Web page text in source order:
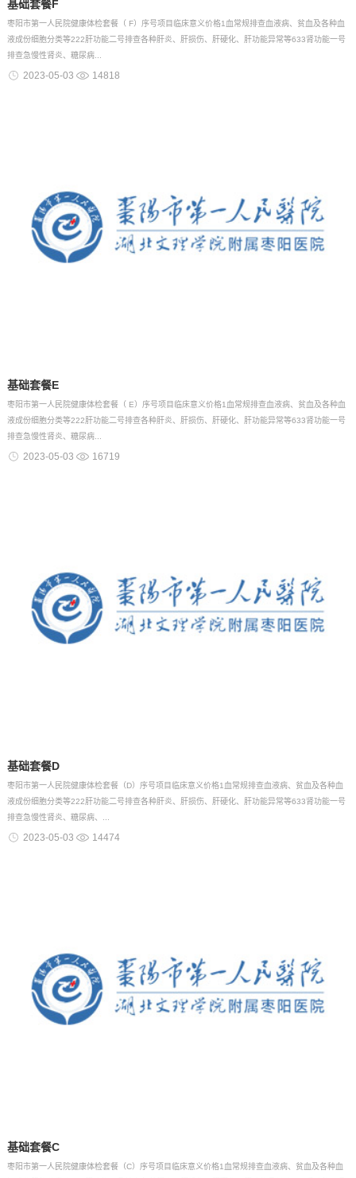
基础套餐F
枣阳市第一人民院健康体检套餐（ F）序号项目临床意义价格1血常规排查血液病、贫血及各种血
液成份细胞分类等222肝功能二号排查各种肝炎、肝损伤、肝硬化、肝功能异常等633肾功能一号
排查急慢性肾炎、糖尿病...
2023-05-03 14818
基础套餐E
枣阳市第一人民院健康体检套餐（ E）序号项目临床意义价格1血常规排查血液病、贫血及各种血
液成份细胞分类等222肝功能二号排查各种肝炎、肝损伤、肝硬化、肝功能异常等633肾功能一号
排查急慢性肾炎、糖尿病...
2023-05-03 16719
基础套餐D
枣阳市第一人民院健康体检套餐（D）序号项目临床意义价格1血常规排查血液病、贫血及各种血
液成份细胞分类等222肝功能二号排查各种肝炎、肝损伤、肝硬化、肝功能异常等633肾功能一号
排查急慢性肾炎、糖尿病、...
2023-05-03 14474
基础套餐C
枣阳市第一人民院健康体检套餐（C）序号项目临床意义价格1血常规排查血液病、贫血及各种血